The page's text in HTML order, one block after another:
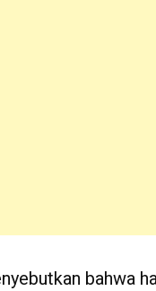
bahwa